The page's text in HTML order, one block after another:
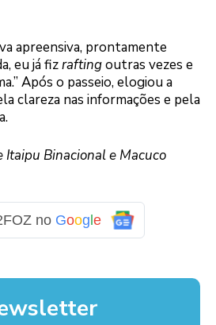
apreensiva, prontamente
eu já fizraftingoutras vezes e
Após o passeio, elogiou a
clareza nas informações e pela
Itaipu Binacional e Macuco
no Goog e